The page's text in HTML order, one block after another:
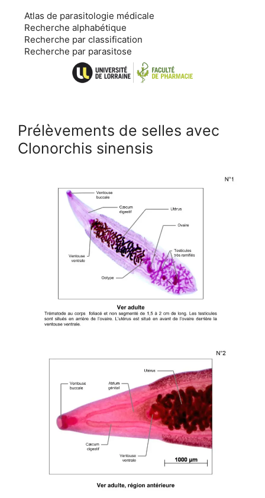
contenu
Atlas de parasitologie médicale
Recherche alphabétique
Recherche par classification
Recherche par parasitose
Prélèvements de selles avec
Clonorchis sinensis